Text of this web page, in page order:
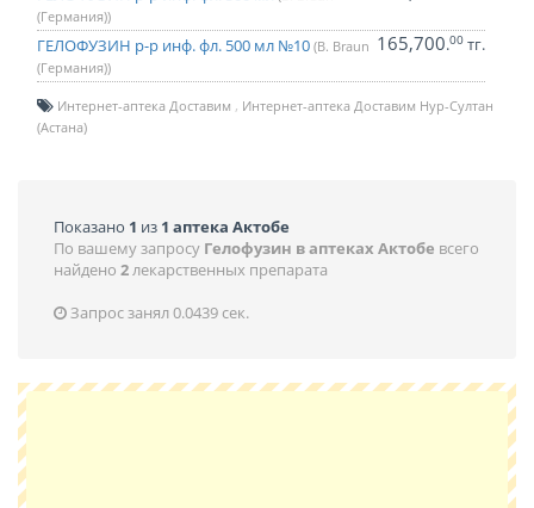
(Германия))
ГЕЛОФУЗИН р-р инф. фл. 500 мл №10 (B. Braun
(Германия))
165,700.00 тг.
Интернет-аптека Доставим
Интернет-аптека Доставим Нур-Султан
(Астана)
Показано 1 из 1 аптека Актобе
По вашему запросу Гелофузин в аптеках Актобе всего
найдено 2лекарственных препарата
Запрос занял 0.0439 сек.